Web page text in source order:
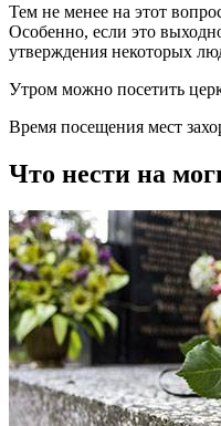
Тем не менее на этот
Особенно, если это
утверждения некоторых
Утром можно посетить
Время посещения мест
Что нести на